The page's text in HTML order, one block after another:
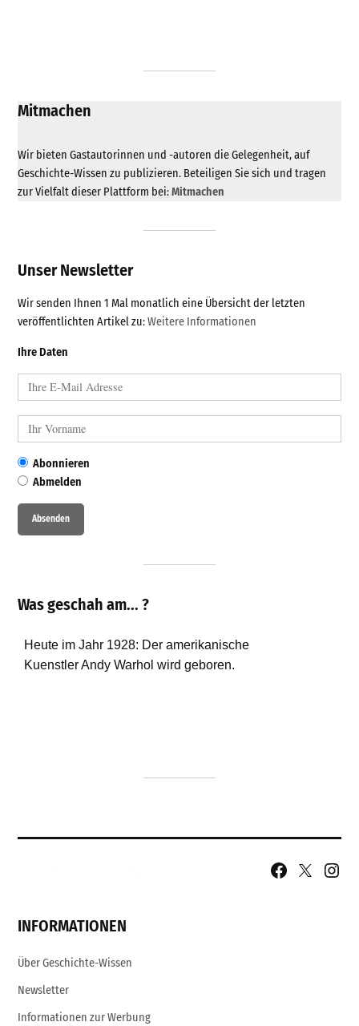
Mitmachen
Wir bieten Gastautorinnen und -autoren die Gelegenheit, auf
Geschichte-Wissen zu publizieren. Beteiligen Sie sich und tragen
zur Vielfalt dieser Plattform bei:Mitmachen
Unser Newsletter
Wir senden Ihnen 1 Mal monatlich eine Übersicht der letzten
veröffentlichten Artikel zu:Weitere Informationen
Ihre Daten
Abonnieren
Abmelden
Was geschah am... ?
Facebook
X
INFORMATIONEN
Über Geschichte-Wissen
Newsletter
Informationen zur Werbung